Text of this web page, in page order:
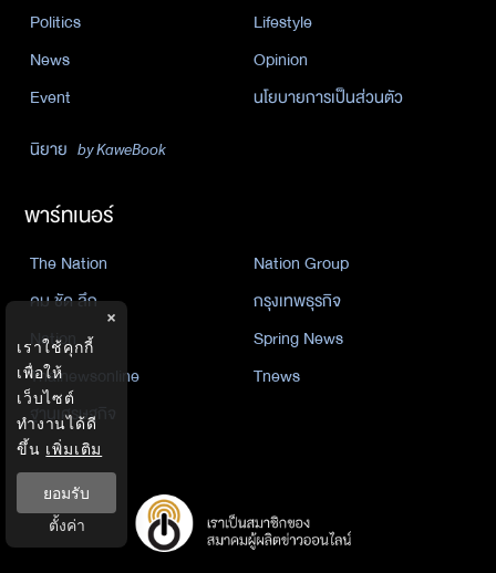
Politics
Lifestyle
News
Opinion
Event
นโยบายการเป็นส่วนตัว
นิยาย by KaweBook
พาร์ทเนอร์
The Nation
Nation Group
คม ชัด ลึก
กรุงเทพธุรกิจ
Nation
Spring News
Thainewsonline
Tnews
ฐานเศรษฐกิจ
×
เราใช้คุกกี้
เพื่อให้
เว็บไซต์
ทำงานได้ดี
ขึ้น เพิ่มเติม
ยอมรับ
ตั้งค่า